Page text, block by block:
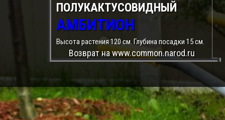
ПОЛУКАКТУСОВИДНЫЙ
АМБИТИОН
Высота растения 120 см. Глубина посадки 15 см.
Возврат на www.common.narod.ru